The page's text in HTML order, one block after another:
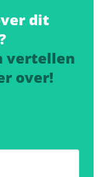
dit
vertellen
over!